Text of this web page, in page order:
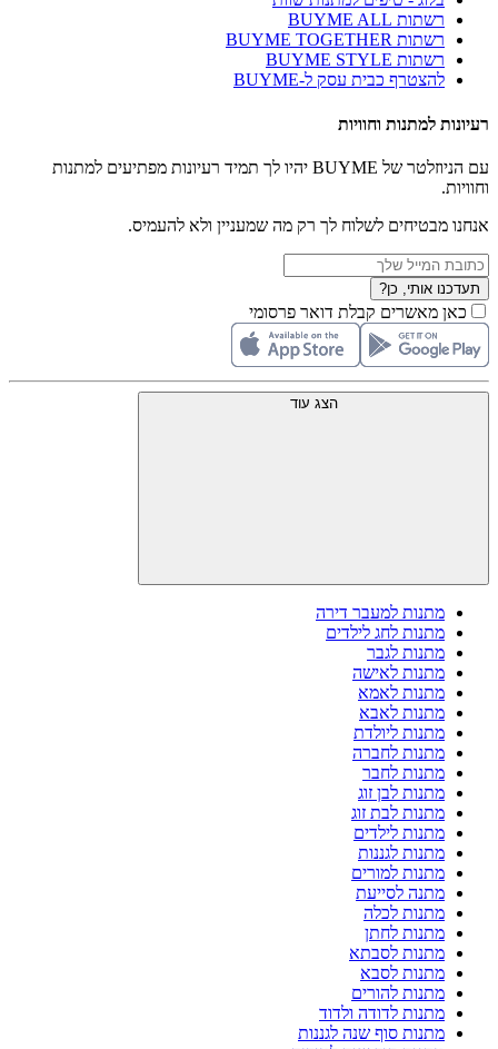
רשתות BUYME ALL
רשתות BUYME TOGETHER
רשתות BUYME STYLE
להצטרף כבית עסק ל-BUYME
רעיונות למתנות וחוויות
עם הניוזלטר של BUYME יהיו לך תמיד רעיונות מפתיעים למתנות
וחוויות.
אנחנו מבטיחים לשלוח לך רק מה שמעניין ולא להעמיס.
תעדכנו אותי, כן?
כאן מאשרים קבלת דואר פרסומי
הצג עוד
מתנות למעבר דירה
מתנות לחג לילדים
מתנות לגבר
מתנות לאישה
מתנות לאמא
מתנות לאבא
מתנות ליולדת
מתנות לחברה
מתנות לחבר
מתנות לבן זוג
מתנות לבת זוג
מתנות לילדים
מתנות לגננות
מתנות למורים
מתנה לסייעת
מתנות לכלה
מתנות לחתן
מתנות לסבתא
מתנות לסבא
מתנות להורים
מתנות לדודה ולדוד
מתנות סוף שנה לגננות